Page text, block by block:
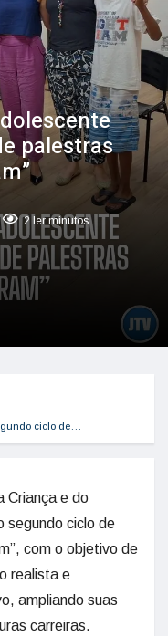
palestras
2 ler minutos
ciclo de…
Criança e do
segundo ciclo de
com o objetivo de
realista e
ampliando suas
carreiras.